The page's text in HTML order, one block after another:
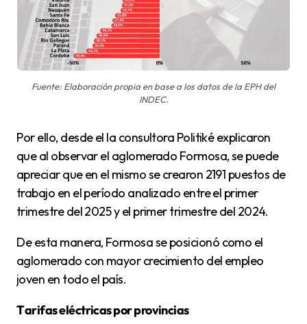
Fuente: Elaboración propia en base a los datos de la EPH del
INDEC.
Por ello, desde el la consultora Politiké explicaron
que al observar el aglomerado Formosa, se puede
apreciar que en el mismo se crearon 2191 puestos de
trabajo en el período analizado entre el primer
trimestre del 2025 y el primer trimestre del 2024.
De esta manera, Formosa se posicionó como el
aglomerado con mayor crecimiento del empleo
joven en todo el país.
Tarifas eléctricas por provincias